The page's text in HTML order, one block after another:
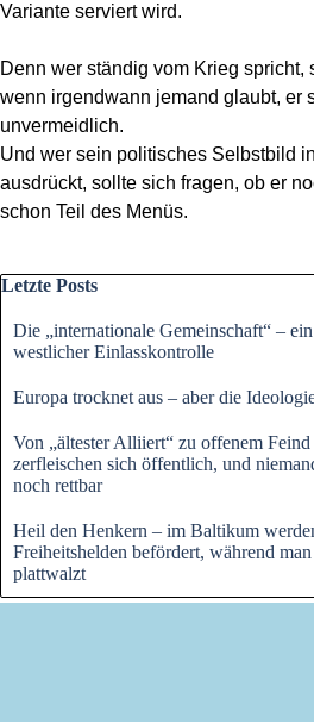
Variante serviert wird.
Denn wer ständig vom Krieg spricht,
wenn irgendwann jemand glaubt, er
unvermeidlich.
Und wer sein politisches Selbstbild
ausdrückt, sollte sich fragen, ob er
schon Teil des Menüs.
Block überspringen Letzte Posts
Letzte Posts
Die „internationale Gemeinschaft“ –
westlicher Einlasskontrolle
Europa trocknet aus – aber die
Von „ältester Alliiert“ zu offenem
zerfleischen sich öffentlich, und
noch rettbar
Heil den Henkern – im Baltikum
Freiheitshelden befördert, während
plattwalzt